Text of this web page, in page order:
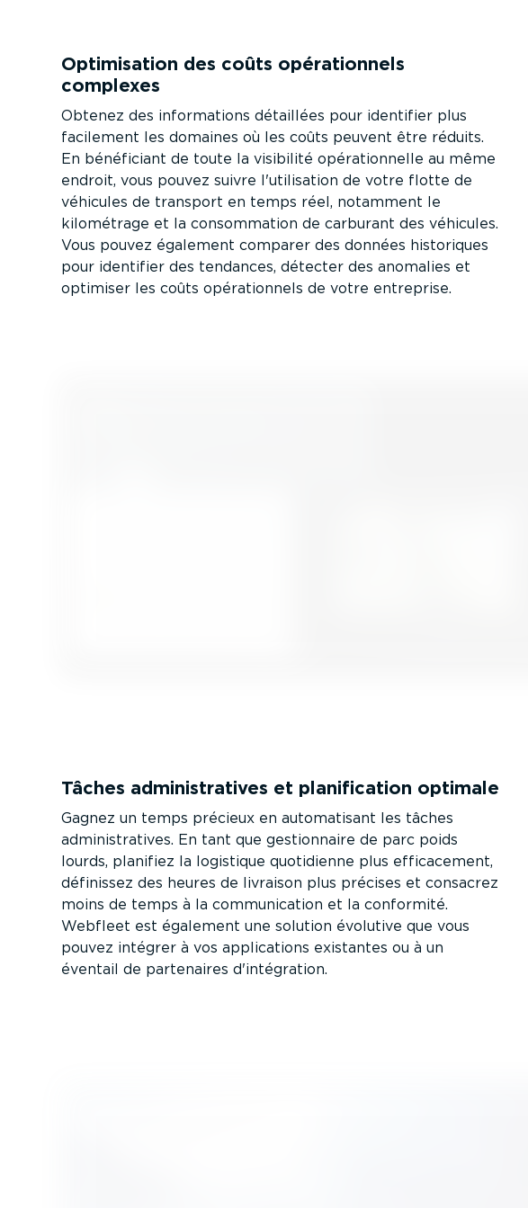
Optimi­sation des coûts opéra­tionnels
complexes
Obtenez des infor­ma­tions détaillées pour identifier plus
facilement les domaines où les coûts peuvent être réduits.
En bénéficiant de toute la visibilité opéra­tion­nelle au même
endroit, vous pouvez suivre l'utilisation de votre flotte de
véhicules de transport en temps réel, notamment le
kilométrage et la consom­mation de carburant des véhicules.
Vous pouvez également comparer des données historiques
pour identifier des tendances, détecter des anomalies et
optimiser les coûts opéra­tionnels de votre entreprise.
Tâches adminis­tra­tives et plani­fi­cation optimale
Gagnez un temps précieux en automa­tisant les tâches
adminis­tra­tives. En tant que gestion­naire de parc poids
lourds, planifiez la logistique quotidienne plus effica­cement,
définissez des heures de livraison plus précises et consacrez
moins de temps à la commu­ni­cation et la conformité.
Webfleet est également une solution évolutive que vous
pouvez intégrer à vos appli­ca­tions existantes ou à un
éventail de partenaires d'intégration.